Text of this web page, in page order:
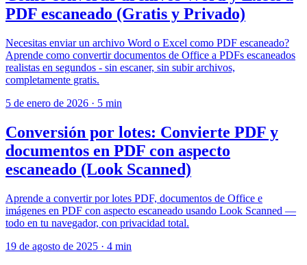
PDF escaneado (Gratis y Privado)
Necesitas enviar un archivo Word o Excel como PDF escaneado?
Aprende como convertir documentos de Office a PDFs escaneados
realistas en segundos - sin escaner, sin subir archivos,
completamente gratis.
5 de enero de 2026 · 5 min
Conversión por lotes: Convierte PDF y
documentos en PDF con aspecto
escaneado (Look Scanned)
Aprende a convertir por lotes PDF, documentos de Office e
imágenes en PDF con aspecto escaneado usando Look Scanned —
todo en tu navegador, con privacidad total.
19 de agosto de 2025 · 4 min